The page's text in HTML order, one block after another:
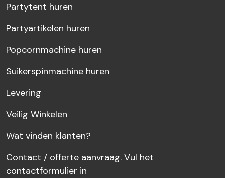
Partytent huren
Partyartikelen huren
Popcornmachine huren
Suikerspinmachine huren
Levering
Veilig Winkelen
Wat vinden klanten?
Contact / offerte aanvraag. Vul het
contactformulier in